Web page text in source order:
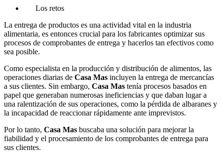
Los retos
La entrega de productos es una actividad vital en la industria
alimentaria, es entonces crucial para los fabricantes optimizar sus
procesos de comprobantes de entrega y hacerlos tan efectivos como
sea posible.
Como especialista en la producción y distribución de alimentos, las
operaciones diarias de Casa Mas incluyen la entrega de mercancías
a sus clientes. Sin embargo, Casa Mas tenía procesos basados en
papel que generaban numerosas ineficiencias y que daban lugar a
una ralentización de sus operaciones, como la pérdida de albaranes y
la incapacidad de reaccionar rápidamente ante imprevistos.
Por lo tanto, Casa Mas buscaba una solución para mejorar la
fiabilidad y el procesamiento de los comprobantes de entrega para
sus clientes.